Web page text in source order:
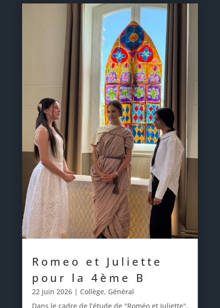
Romeo et Juliette
pour la 4ème B
22 juin 2026| Collège, Général
Dans le cadre de l’étude de "Roméo et Juliette",